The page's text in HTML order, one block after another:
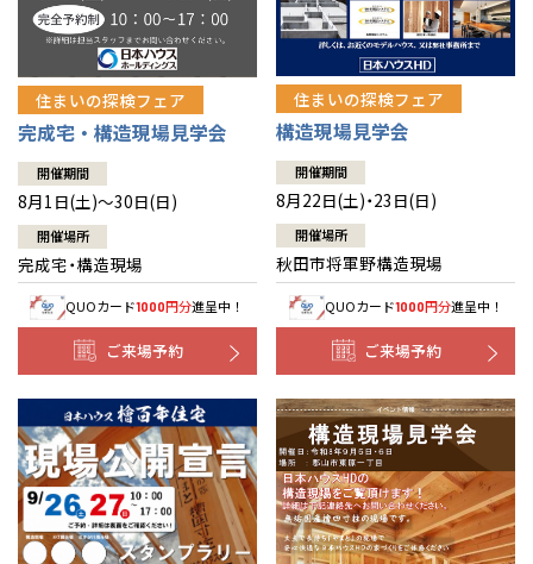
住まいの探検フェア
完成宅・構造現場見学会
開催期間
8月1日(土)～30日(日)
開催場所
完成宅・構造現場
QUOカード1000円分進呈中！
ご来場予約
住まいの探検フェア
構造現場見学会
開催期間
8月22日(土)・23日(日)
開催場所
秋田市将軍野構造現場
QUOカード1000円分進呈中！
ご来場予約
山口
徳島
高知
鹿児島
長崎
沖縄